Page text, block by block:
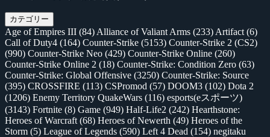
カテゴリー
Age of Empires III (84) Alliance of Valiant Arms (233) Artifact (6)
Call of Duty4 (164) Counter-Strike (5153) Counter-Strike 2 (CS2)
(990) Counter-Strike Neo (429) Counter-Strike Online (260)
Counter-Strike Online 2 (18) Counter-Strike: Condition Zero (63)
Counter-Strike: Global Offensive (3250) Counter-Strike: Source
(395) CROSSFIRE (113) CSPromod (57) DOOM3 (102) Dota 2
(1206) Enemy Territory QuakeWars (116) esports(eスポーツ)
(3143) Fortnite (8) Game (949) Half-Life2 (242) Hearthstone:
Heroes of Warcraft (68) Heroes of Newerth (49) Heroes of the
Storm (5) League of Legends (590) Left 4 Dead (154) negitaku